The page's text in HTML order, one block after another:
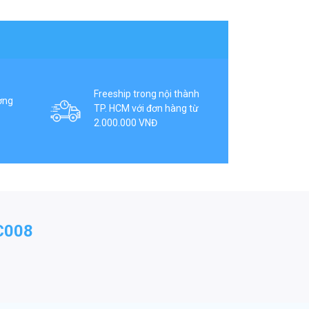
Freeship trong nội thành
TP. HCM với đơn hàng từ
2.000.000 VNĐ